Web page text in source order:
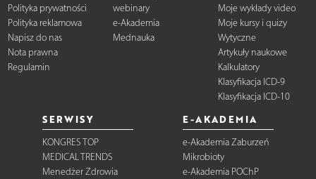
Polityka prywatności
Polityka reklamowa
Napisz do nas
Nota prawna
Regulamin
webinary
e-Akademia
Mednauka
Moje wykłady video
Moje kursy i quizy
Wytyczne
Artykuły naukowe
Kalkulatory
Klasyfikacja ICD-9
Klasyfikacja ICD-10
SERWISY
KONGRES TOP
MEDICAL TRENDS
Menedżer Zdrowia
E-AKADEMIA
e-Akademia Zaburzeń
Mikrobioty
e-Akademia POChP